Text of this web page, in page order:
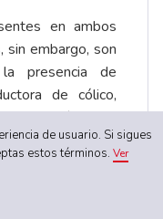
en ambos
sin embargo, son
presencia de
de cólico,
de síndrome
al., 2007).
de vaca en
en
de usuario. Si sigues
estos términos.Ver